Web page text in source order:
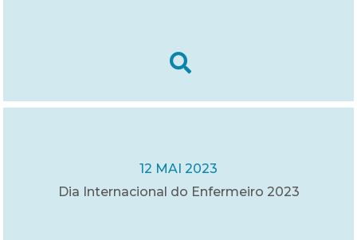
12 MAI 2023
Dia Internacional do Enfermeiro 2023